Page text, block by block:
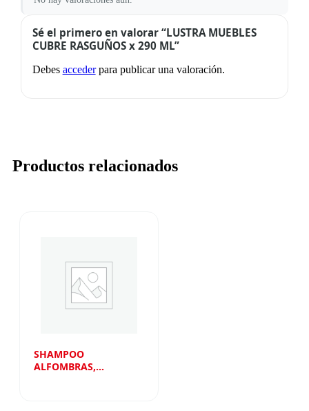
Sé el primero en valorar “LUSTRA MUEBLES
CUBRE RASGUÑOS x 290 ML”
Debes accederpara publicar una valoración.
Productos relacionados
SHAMPOO
ALFOMBRAS,